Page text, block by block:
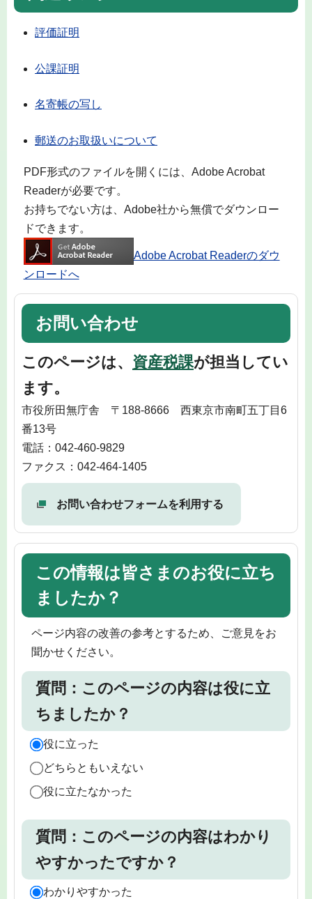
評価証明
公課証明
名寄帳の写し
郵送のお取扱いについて
PDF形式のファイルを開くには、Adobe Acrobat
Readerが必要です。
お持ちでない方は、Adobe社から無償でダウンロー
ドできます。
Adobe Acrobat Readerのダウ
ンロードへ
お問い合わせ
このページは、 資産税課が担当してい
ます。
市役所田無庁舎 〒188-8666 西東京市南町五丁目6
番13号
電話：042-460-9829
ファクス：042-464-1405
お問い合わせフォームを利用する
この情報は皆さまのお役に立ち
ましたか？
ページ内容の改善の参考とするため、ご意見をお
聞かせください。
質問：このページの内容は役に立
ちましたか？
役に立った
どちらともいえない
役に立たなかった
質問：このページの内容はわかり
やすかったですか？
わかりやすかった